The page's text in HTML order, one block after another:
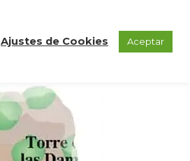
CONTACTO
Ajustes de Cookies Aceptar